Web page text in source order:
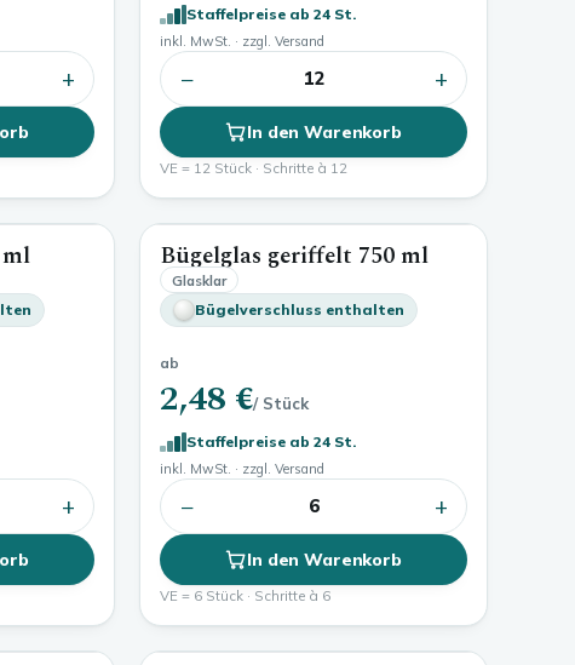
+
Staffelpreise ab 24 St.
inkl. MwSt. · zzgl. Versand
− 12 +
In den Warenkorb
VE = 12 Stück · Schritte à 12
+
750 ml
Bügelglas geriffelt 750 ml
Glasklar
Bügelverschluss enthalten
ab
2,48 €/ Stück
Staffelpreise ab 24 St.
inkl. MwSt. · zzgl. Versand
− 6 +
In den Warenkorb
VE = 6 Stück · Schritte à 6